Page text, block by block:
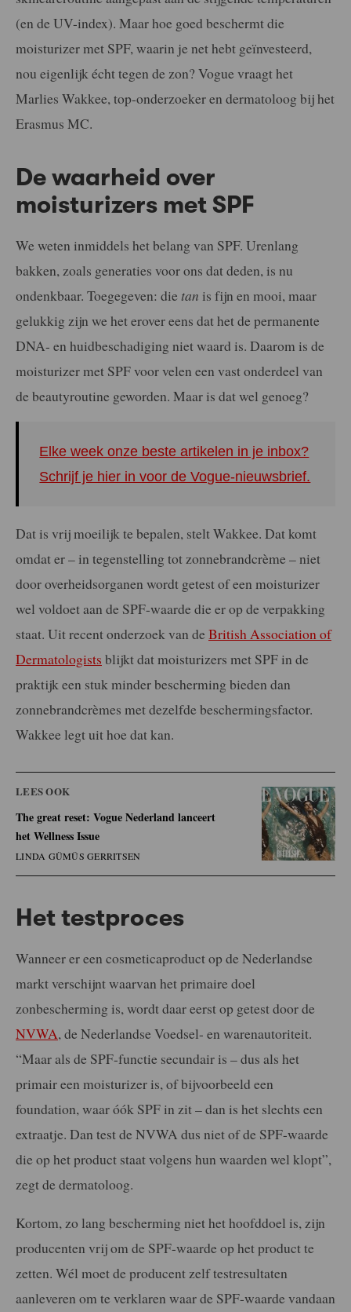
(en de UV-index). Maar hoe goed beschermt die
moisturizer met SPF, waarin je net hebt geïnvesteerd,
nou eigenlijk écht tegen de zon? Vogue vraagt het
Marlies Wakkee, top-onderzoeker en dermatoloog bij het
Erasmus MC.
De waarheid over
moisturizers met SPF
We weten inmiddels het belang van SPF. Urenlang
bakken, zoals generaties voor ons dat deden, is nu
ondenkbaar. Toegegeven: die tan is fijn en mooi, maar
gelukkig zijn we het erover eens dat het de permanente
DNA- en huidbeschadiging niet waard is. Daarom is de
moisturizer met SPF voor velen een vast onderdeel van
de beautyroutine geworden. Maar is dat wel genoeg?
Elke week onze beste artikelen in je inbox?
Schrijf je hier in voor de Vogue-nieuwsbrief.
Dat is vrij moeilijk te bepalen, stelt Wakkee. Dat komt
omdat er – in tegenstelling tot zonnebrandcrème – niet
door overheidsorganen wordt getest of een moisturizer
wel voldoet aan de SPF-waarde die er op de verpakking
staat. Uit recent onderzoek van de British Association of
Dermatologists blijkt dat moisturizers met SPF in de
praktijk een stuk minder bescherming bieden dan
zonnebrandcrèmes met dezelfde beschermingsfactor.
Wakkee legt uit hoe dat kan.
LEES OOK
The great reset: Vogue Nederland lanceert
het Wellness Issue
LINDA GÜMÜS GERRITSEN
Het testproces
Wanneer er een cosmeticaproduct op de Nederlandse
markt verschijnt waarvan het primaire doel
zonbescherming is, wordt daar eerst op getest door de
NVWA, de Nederlandse Voedsel- en warenautoriteit.
“Maar als de SPF-functie secundair is – dus als het
primair een moisturizer is, of bijvoorbeeld een
foundation, waar óók SPF in zit – dan is het slechts een
extraatje. Dan test de NVWA dus niet of de SPF-waarde
die op het product staat volgens hun waarden wel klopt”,
zegt de dermatoloog.
Kortom, zo lang bescherming niet het hoofddoel is, zijn
producenten vrij om de SPF-waarde op het product te
zetten. Wél moet de producent zelf testresultaten
aanleveren om te verklaren waar de SPF-waarde vandaan